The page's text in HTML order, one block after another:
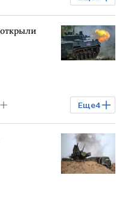
Еще4
США